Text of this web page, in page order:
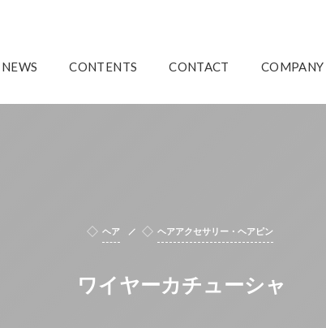
NEWS CONTENTS CONTACT COMPANY
ヘア ヘアアクセサリー・ヘアピン
ワイヤーカチューシャ